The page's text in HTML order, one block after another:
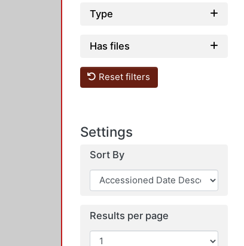
Type
Has files
Reset filters
Settings
Sort By
Results per page